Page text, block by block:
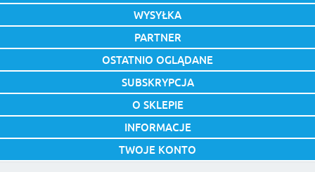
WYSYŁKA
PARTNER
OSTATNIO OGLĄDANE
SUBSKRYPCJA
O SKLEPIE
INFORMACJE
TWOJE KONTO